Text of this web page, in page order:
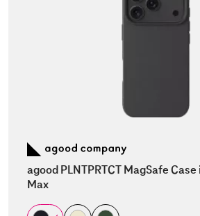
agood PLNTPRTCT MagSafe Case
Max